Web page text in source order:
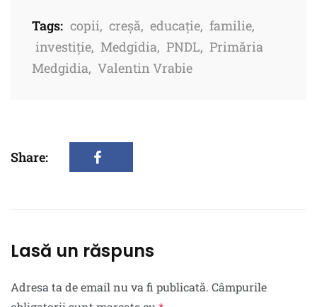
Tags: copii, creșă, educație, familie,
investiție, Medgidia, PNDL, Primăria
Medgidia, Valentin Vrabie
Share:
Lasă un răspuns
Adresa ta de email nu va fi publicată. Câmpurile